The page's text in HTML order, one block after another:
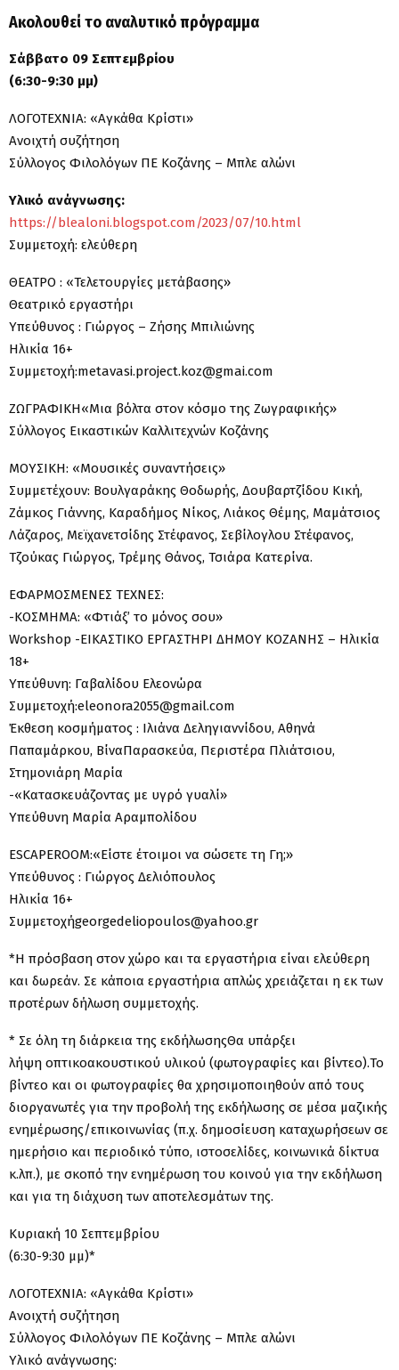
Ακολουθεί το αναλυτικό πρόγραμμα
Σάββατο 09 Σεπτεμβρίου
(6:30-9:30 μμ)
ΛΟΓΟΤΕΧΝΙΑ: «Αγκάθα Κρίστι»
Ανοιχτή συζήτηση
Σύλλογος Φιλολόγων ΠΕ Κοζάνης – Μπλε αλώνι
Υλικό ανάγνωσης:
https://blealoni.blogspot.com/2023/07/10.html
Συμμετοχή: ελεύθερη
ΘΕΑΤΡΟ : «Τελετουργίες μετάβασης»
Θεατρικό εργαστήρι
Υπεύθυνος : Γιώργος – Ζήσης Μπιλιώνης
Ηλικία 16+
Συμμετοχή:metavasi.project.koz@gmai.com
ΖΩΓΡΑΦΙΚΗ«Μια βόλτα στον κόσμο της Ζωγραφικής»
Σύλλογος Εικαστικών Καλλιτεχνών Κοζάνης
ΜΟΥΣΙΚΗ: «Μουσικές συναντήσεις»
Συμμετέχουν: Βουλγαράκης Θοδωρής, Δουβαρτζίδου Κική,
Ζάμκος Γιάννης, Καραδήμος Νίκος, Λιάκος Θέμης, Μαμάτσιος
Λάζαρος, Μεϊχανετσίδης Στέφανος, Σεβίλογλου Στέφανος,
Τζούκας Γιώργος, Τρέμης Θάνος, Τσιάρα Κατερίνα.
ΕΦΑΡΜΟΣΜΕΝΕΣ ΤΕΧΝΕΣ:
-ΚΟΣΜΗΜΑ: «Φτιάξ’ το μόνος σου»
Workshop -ΕΙΚΑΣΤΙΚΟ ΕΡΓΑΣΤΗΡΙ ΔΗΜΟΥ ΚΟΖΑΝΗΣ – Ηλικία
18+
Υπεύθυνη: Γαβαλίδου Ελεονώρα
Συμμετοχή:eleonora2055@gmail.com
Έκθεση κοσμήματος : Ιλιάνα Δεληγιαννίδου, Αθηνά
Παπαμάρκου, ΒίναΠαρασκεύα, Περιστέρα Πλιάτσιου,
Στημονιάρη Μαρία
-«Κατασκευάζοντας με υγρό γυαλί»
Υπεύθυνη Μαρία Αραμπολίδου
ESCAPEROOM:«Είστε έτοιμοι να σώσετε τη Γη;»
Υπεύθυνος : Γιώργος Δελιόπουλος
Ηλικία 16+
Συμμετοχήgeorgedeliopoulos@yahoo.gr
*Η πρόσβαση στον χώρο και τα εργαστήρια είναι ελεύθερη
και δωρεάν. Σε κάποια εργαστήρια απλώς χρειάζεται η εκ των
προτέρων δήλωση συμμετοχής.
* Σε όλη τη διάρκεια της εκδήλωσηςΘα υπάρξει
λήψη οπτικοακουστικού υλικού (φωτογραφίες και βίντεο).Το
βίντεο και οι φωτογραφίες θα χρησιμοποιηθούν από τους
διοργανωτές για την προβολή της εκδήλωσης σε μέσα μαζικής
ενημέρωσης/επικοινωνίας (π.χ. δημοσίευση καταχωρήσεων σε
ημερήσιο και περιοδικό τύπο, ιστοσελίδες, κοινωνικά δίκτυα
κ.λπ.), με σκοπό την ενημέρωση του κοινού για την εκδήλωση
και για τη διάχυση των αποτελεσμάτων της.
Κυριακή 10 Σεπτεμβρίου
(6:30-9:30 μμ)*
ΛΟΓΟΤΕΧΝΙΑ: «Αγκάθα Κρίστι»
Ανοιχτή συζήτηση
Σύλλογος Φιλολόγων ΠΕ Κοζάνης – Μπλε αλώνι
Υλικό ανάγνωσης: